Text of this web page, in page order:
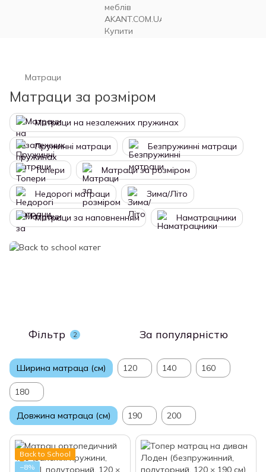
Матраци
Матраци за розміром
Матраци на незалежних пружинах
Пружинні матраци Безпружинні матраци
Топери Матраци за розміром
Недорогі матраци Зима/Літо
Матраци за наповненням Наматрацники
Фільтр 2 За популярністю
Ширина матраца (см) 120 140 160
180
Довжина матраца (см) 190 200
Back to School
−8%